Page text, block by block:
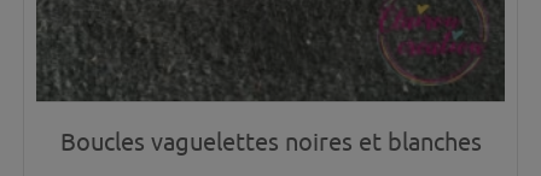
Boucles vaguelettes noires et blanches